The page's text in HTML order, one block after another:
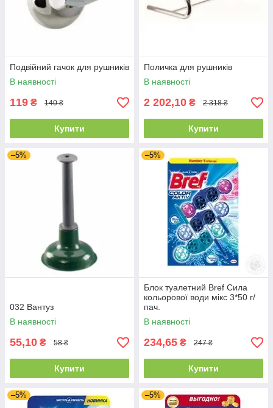
Подвійний гачок для рушників
В наявності
119 ₴ 140 ₴
Купити
Поличка для рушників
В наявності
2 202,10 ₴ 2 318 ₴
Купити
–5%
032 Вантуз
В наявності
55,10 ₴ 58 ₴
Купити
–5%
Блок туалетний Bref Сила
кольорової води мікс 3*50 г/
пач.
В наявності
234,65 ₴ 247 ₴
Купити
–5% –5%